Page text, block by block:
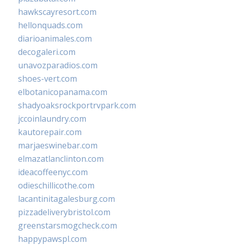
hawkscayresort.com
hellonquads.com
diarioanimales.com
decogaleri.com
unavozparadios.com
shoes-vert.com
elbotanicopanama.com
shadyoaksrockportrvpark.com
jccoinlaundry.com
kautorepair.com
marjaeswinebar.com
elmazatlanclinton.com
ideacoffeenyc.com
odieschillicothe.com
lacantinitagalesburg.com
pizzadeliverybristol.com
greenstarsmogcheck.com
happypawspl.com